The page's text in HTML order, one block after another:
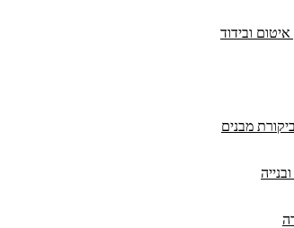
איטום ובידוד
מבנים